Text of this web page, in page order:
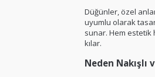
Düğünler, özel
uyumlu olarak
sunar. Hem estetik
kılar.
Neden Nakışlı